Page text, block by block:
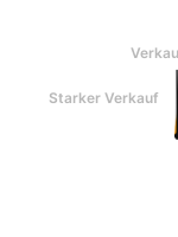
Starker Verkauf